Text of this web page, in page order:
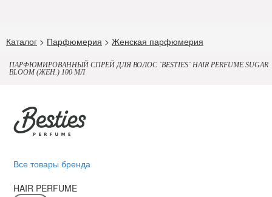
Каталог > Парфюмерия > Женская парфюмерия
ПАРФЮМИРОВАННЫЙ СПРЕЙ ДЛЯ ВОЛОС `BESTIES` HAIR PERFUME SUGAR
BLOOM (ЖЕН.) 100 МЛ
Все товары бренда
HAIR PERFUME